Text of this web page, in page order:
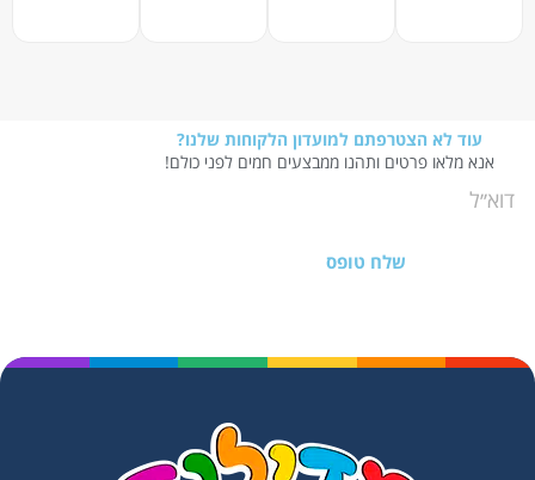
עוד לא הצטרפתם למועדון הלקוחות שלנו?
אנא מלאו פרטים ותהנו ממבצעים חמים לפני כולם!
שלח טופס